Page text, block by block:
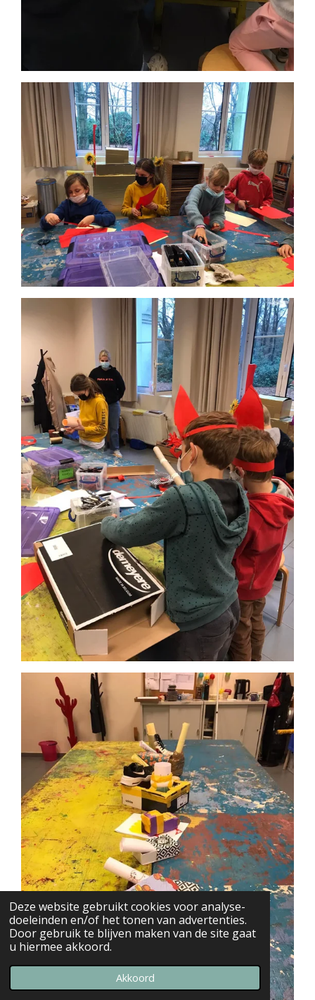
Deze website gebruikt cookies voor analyse-
doeleinden en/of het tonen van advertenties.
Door gebruik te blijven maken van de site gaat
u hiermee akkoord.
Akkoord